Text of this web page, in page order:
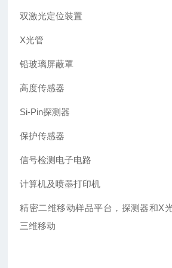
双激光定位装置
X光管
铅玻璃屏蔽罩
高度传感器
Si-Pin探测器
保护传感器
信号检测电子电路
计算机及喷墨打印机
精密二维移动样品平台，探测器和X
三维移动